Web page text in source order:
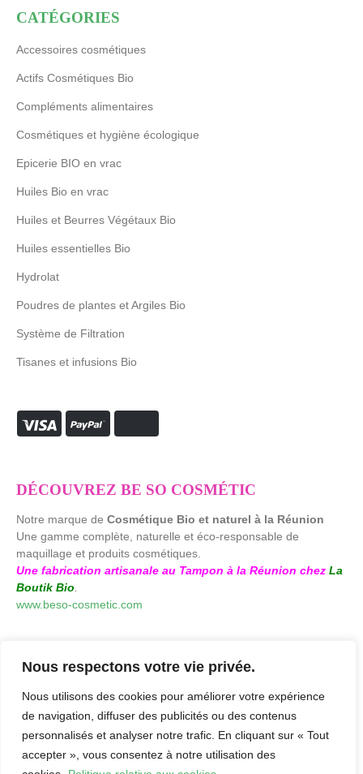
Nous respectons votre vie privée.
Nous utilisons des cookies pour améliorer votre expérience
de navigation, diffuser des publicités ou des contenus
personnalisés et analyser notre trafic. En cliquant sur « Tout
accepter », vous consentez à notre utilisation des
CATÉGORIES
Accessoires cosmétiques
Actifs Cosmétiques Bio
Compléments alimentaires
Cosmétiques et hygiène écologique
Epicerie BIO en vrac
Huiles Bio en vrac
Huiles et Beurres Végétaux Bio
Huiles essentielles Bio
Hydrolat
Poudres de plantes et Argiles Bio
Système de Filtration
Tisanes et infusions Bio
DÉCOUVREZ BE SO COSMÉTIC
Notre marque de Cosmétique Bio et naturel à la Réunion
Une gamme complète, naturelle et éco-responsable de
maquillage et produits cosmétiques.
Une fabrication artisanale au Tampon à la Réunion chez La
Boutik Bio.
www.beso-cosmetic.com